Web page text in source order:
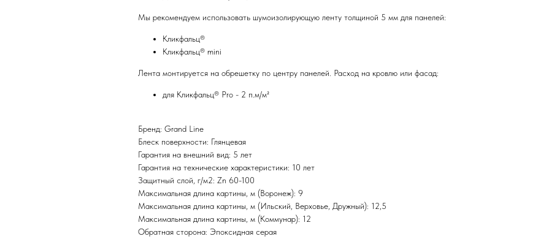
Мы рекомендуем использовать шумоизолирующую ленту толщиной 5 мм для панелей:
Кликфальц®
Кликфальц® mini
Лента монтируется на обрешетку по центру панелей. Расход на кровлю или фасад:
для Кликфальц® Pro - 2 п.м/м²
Бренд: Grand Line
Блеск поверхности: Глянцевая
Гарантия на внешний вид: 5 лет
Гарантия на технические характеристики: 10 лет
Защитный слой, г/м2: Zn 60-100
Максимальная длина картины, м (Воронеж): 9
Максимальная длина картины, м (Ильский, Верховье, Дружный): 12,5
Максимальная длина картины, м (Коммунар): 12
Обратная сторона: Эпоксидная серая